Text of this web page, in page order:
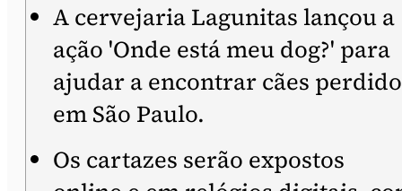
A cervejaria Lagunitas lançou a
ação 'Onde está meu dog?' para
ajudar a encontrar cães
em São Paulo.
Os cartazes serão expostos